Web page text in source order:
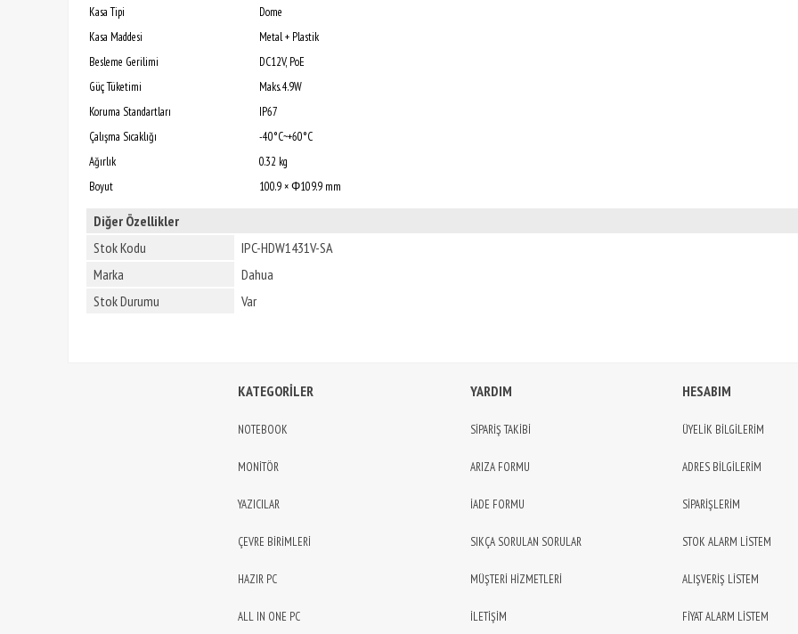
Kasa Tipi
Dome
Kasa Maddesi
Metal + Plastik
Besleme Gerilimi
DC12V, PoE
Güç Tüketimi
Maks. 4.9W
Koruma Standartları
IP67
Çalışma Sıcaklığı
-40°C~+60°C
Ağırlık
0.32 kg
Boyut
100.9 × Φ109.9 mm
Diğer Özellikler
Stok Kodu
IPC-HDW1431V-SA
Marka
Dahua
Stok Durumu
Var
KATEGORİLER
NOTEBOOK
MONİTÖR
YAZICILAR
ÇEVRE BİRİMLERİ
HAZIR PC
ALL IN ONE PC
YARDIM
SİPARİŞ TAKİBİ
ARIZA FORMU
İADE FORMU
SIKÇA SORULAN SORULAR
MÜŞTERİ HİZMETLERİ
İLETİŞİM
HESABIM
ÜYELİK BİLGİLERİM
ADRES BİLGİLERİM
SİPARİŞLERİM
STOK ALARM LİSTEM
ALIŞVERİŞ LİSTEM
FİYAT ALARM LİSTEM